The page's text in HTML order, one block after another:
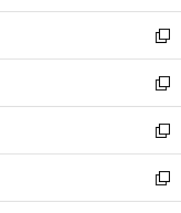
開
く
ウ
で
開
く
ン
ド
ウ
で
開
く
ウ
ィ
ン
ド
ウ
で
開
く
新
し
い
ウ
ィ
ン
ド
ウ
新
し
い
ウ
ィ
ン
新
し
い
ウ
新
し